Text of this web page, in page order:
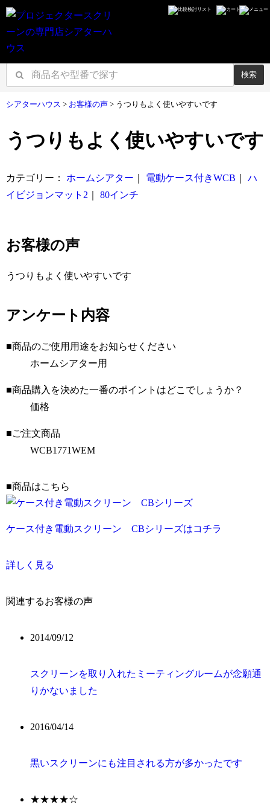
検索
シアターハウス > お客様の声 > うつりもよく使いやすいです
うつりもよく使いやすいです
カテゴリー： ホームシアター 電動ケース付きWCB
ハ
イビジョンマット2
80インチ
お客様の声
うつりもよく使いやすいです
アンケート内容
■商品のご使用用途をお知らせください
ホームシアター用
■商品購入を決めた一番のポイントはどこでしょうか？
価格
■ご注文商品
WCB1771WEM
■商品はこちら
ケース付き電動スクリーン CBシリーズはコチラ
詳しく見る
関連するお客様の声
2014/09/12
スクリーンを取り入れたミーティングルームが念願通
りかないました
2016/04/14
黒いスクリーンにも注目される方が多かったです
★★★★☆